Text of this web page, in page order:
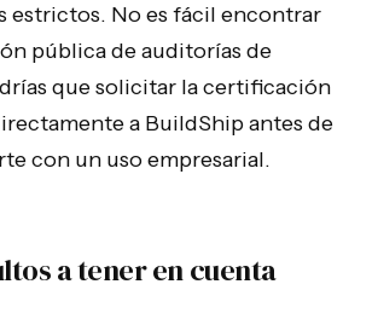
estrictos. No es fácil encontrar
pública de auditorías de
que solicitar la certificación
a BuildShip antes de
con un uso empresarial.
a tener en cuenta